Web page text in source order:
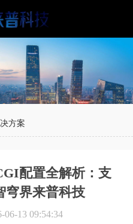
IIS CGI
方案
配置全解析：支
穹界来普科技
13 09:54:34